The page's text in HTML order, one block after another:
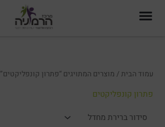
לתוכן
עמוד הבית/ מוצרים המתויגים “פתרון קונפליקטים”
פתרון קונפליקטים